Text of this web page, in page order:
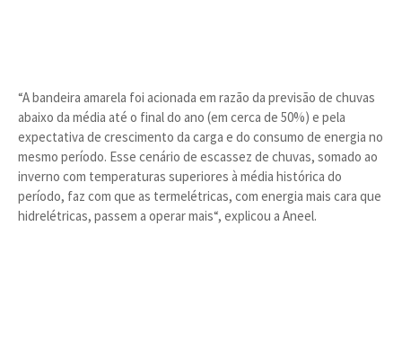
“A bandeira amarela foi acionada em razão da previsão de chuvas
abaixo da média até o final do ano (em cerca de 50%) e pela
expectativa de crescimento da carga e do consumo de energia no
mesmo período. Esse cenário de escassez de chuvas, somado ao
inverno com temperaturas superiores à média histórica do
período, faz com que as termelétricas, com energia mais cara que
hidrelétricas, passem a operar mais“, explicou a Aneel.